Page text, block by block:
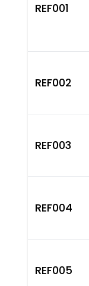
REF001
REF002
REF003
REF004
REF005